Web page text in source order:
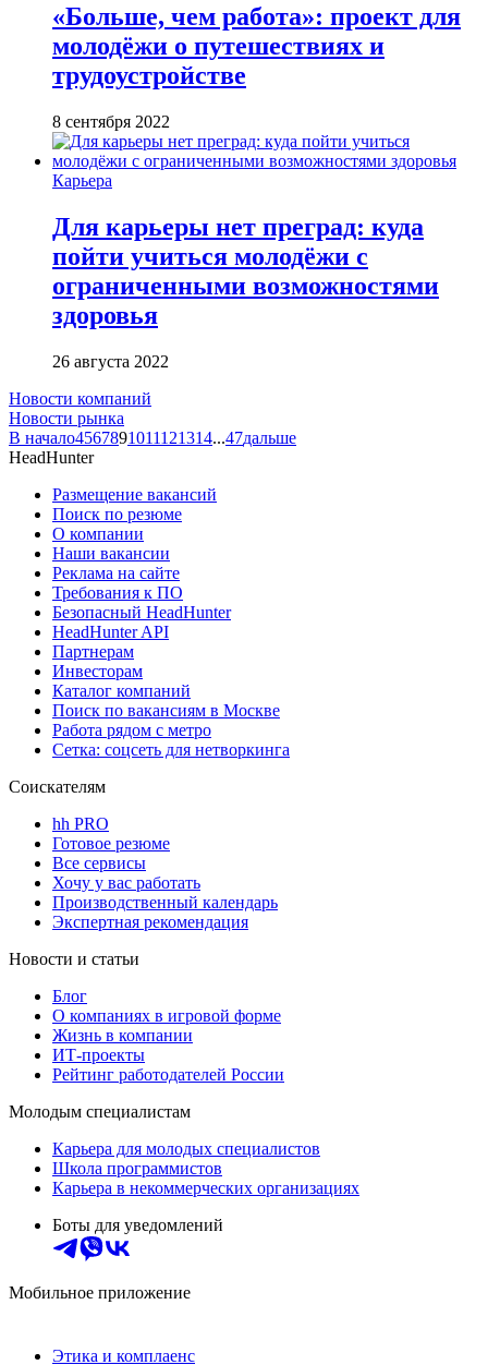
«Больше, чем работа»: проект для
молодёжи о путешествиях и
трудоустройстве
8 сентября 2022
Карьера
Для карьеры нет преград: куда
пойти учиться молодёжи с
ограниченными возможностями
здоровья
26 августа 2022
Новости компаний
Новости рынка
В начало4567891011121314...47дальше
HeadHunter
Размещение вакансий
Поиск по резюме
О компании
Наши вакансии
Реклама на сайте
Требования к ПО
Безопасный HeadHunter
HeadHunter API
Партнерам
Инвесторам
Каталог компаний
Поиск по вакансиям в Москве
Работа рядом с метро
Сетка: соцсеть для нетворкинга
Соискателям
hh PRO
Готовое резюме
Все сервисы
Хочу у вас работать
Производственный календарь
Экспертная рекомендация
Новости и статьи
Блог
О компаниях в игровой форме
Жизнь в компании
ИТ-проекты
Рейтинг работодателей России
Молодым специалистам
Карьера для молодых специалистов
Школа программистов
Карьера в некоммерческих организациях
Боты для уведомлений
Мобильное приложение
Этика и комплаенс